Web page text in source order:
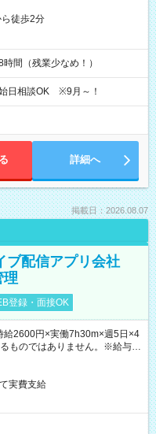
徒歩2分
間（残業少なめ！）
日相談OK ※9月～！
詳細へ
掲載日：2026.08.07
ブ配信アプリ会社
理
登録・面接OK
2600円×実働7h30m×週5日×4
ものではありません。※給与即
有）
実費支給